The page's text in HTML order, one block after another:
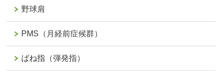
野球肩
PMS（月経前症候群）
ばね指（弾発指）